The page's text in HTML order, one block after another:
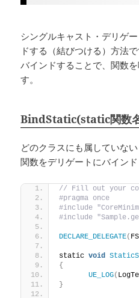
シングルキャスト・デリゲ
ドする（結びつける）方法で
バインドすることで、関数
す。
BindStatic(static関数
どのクラスにも属していな
関数をデリゲートにバインド
// Fill out your
#pragma once
#include
#include
DECLARE_DELEGATE(
static void
{
UE_LOG(
}